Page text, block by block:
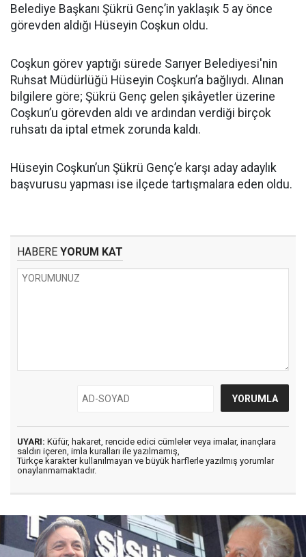
Belediye Başkanı Şükrü Genç’in yaklaşık 5 ay önce
görevden aldığı Hüseyin Coşkun oldu.
Coşkun görev yaptığı sürede Sarıyer Belediyesi'nin
Ruhsat Müdürlüğü Hüseyin Coşkun’a bağlıydı. Alınan
bilgilere göre; Şükrü Genç gelen şikâyetler üzerine
Coşkun’u görevden aldı ve ardından verdiği birçok
ruhsatı da iptal etmek zorunda kaldı.
Hüseyin Coşkun’un Şükrü Genç’e karşı aday adaylık
başvurusu yapması ise ilçede tartışmalara eden oldu.
HABERE YORUM KAT
UYARI: Küfür, hakaret, rencide edici cümleler veya imalar, inançlara
saldırı içeren, imla kuralları ile yazılmamış,
Türkçe karakter kullanılmayan ve büyük harflerle yazılmış yorumlar
onaylanmamaktadır.